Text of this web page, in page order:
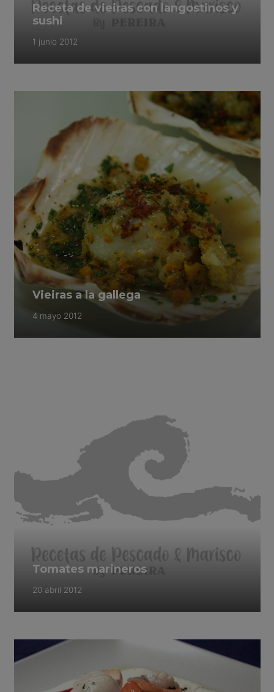
Receta de vieiras con langostinos y
sushi
1 junio 2012
Vieiras a la gallega
4 mayo 2012
Tomates marineros
20 abril 2012